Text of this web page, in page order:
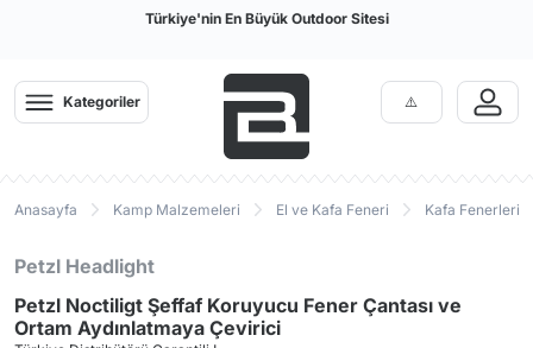
Türkiye'nin En Büyük Outdoor Sitesi
Kategoriler
Anasayfa Kamp Malzemeleri El ve Kafa Feneri Kafa Fenerleri
Petzl Headlight
Petzl Noctiligt Şeffaf Koruyucu Fener Çantası ve
Ortam Aydınlatmaya Çevirici